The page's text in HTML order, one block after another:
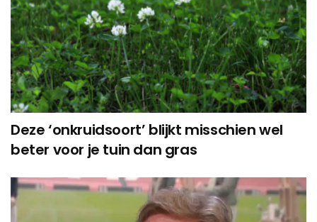
Deze ‘onkruidsoort’ blijkt misschien wel
beter voor je tuin dan gras